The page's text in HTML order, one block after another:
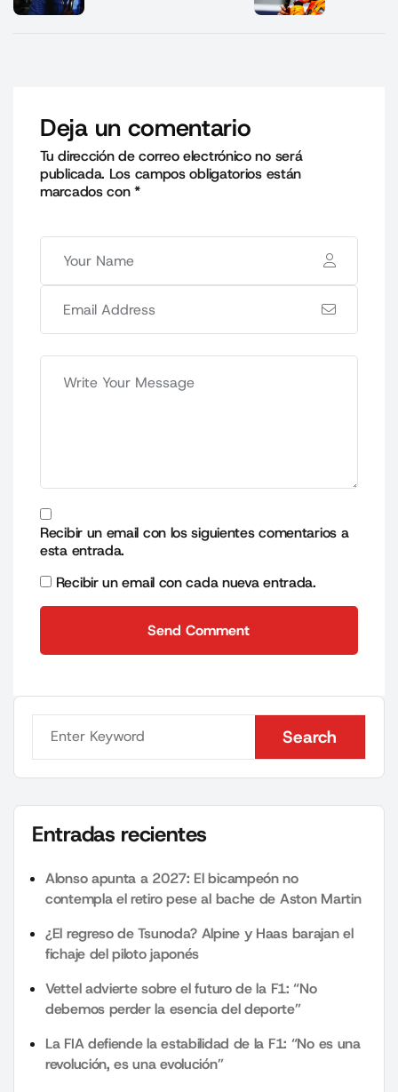
Deja un comentario
Tu dirección de correo electrónico no será
publicada. Los campos obligatorios están
marcados con*
Recibir un email con los siguientes comentarios a
esta entrada.
Recibir un email con cada nueva entrada.
Send Comment
Search
Search
Entradas recientes
Alonso apunta a 2027: El bicampeón no
contempla el retiro pese al bache de Aston Martin
¿El regreso de Tsunoda? Alpine y Haas barajan el
fichaje del piloto japonés
Vettel advierte sobre el futuro de la F1: “No
debemos perder la esencia del deporte”
La FIA defiende la estabilidad de la F1: “No es una
revolución, es una evolución”